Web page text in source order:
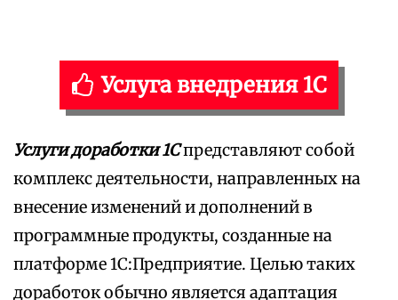
Услуга внедрения 1С
Услуги доработки 1Спредставляют собой
комплекс деятельности, направленных на
внесение изменений и дополнений в
программные продукты, созданные на
платформе 1С:Предприятие. Целью таких
доработок обычно является адаптация